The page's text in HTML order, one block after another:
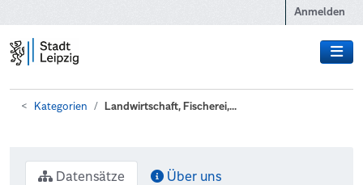
Anmelden
Kategorien Landwirtschaft, Fischerei,...
Datensätze Über uns